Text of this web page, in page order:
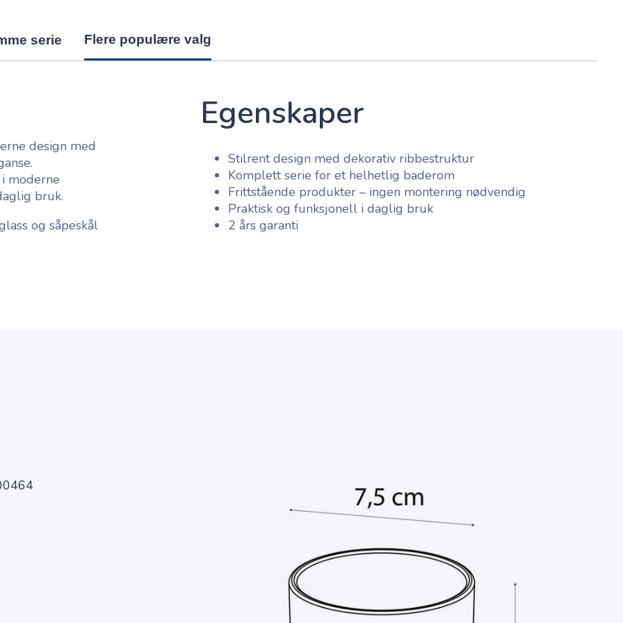
serie Flere populære valg
design med
moderne
bruk.
og såpeskål
Egenskaper
Stilrent design med dekorativ ribbestruktur
Komplett serie for et helhetlig baderom
Frittstående produkter – ingen montering nødvendig
Praktisk og funksjonell i daglig bruk
2 års garanti